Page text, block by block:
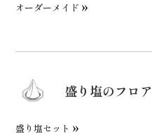
オーダーメイド
盛り塩のフロア
盛り塩セット